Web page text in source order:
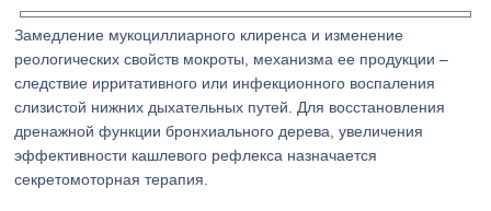
Замедление мукоциллиарного клиренса и изменение
реологических свойств мокроты, механизма ее продукции –
следствие ирритативного или инфекционного воспаления
слизистой нижних дыхательных путей. Для восстановления
дренажной функции бронхиального дерева, увеличения
эффективности кашлевого рефлекса назначается
секретомоторная терапия.